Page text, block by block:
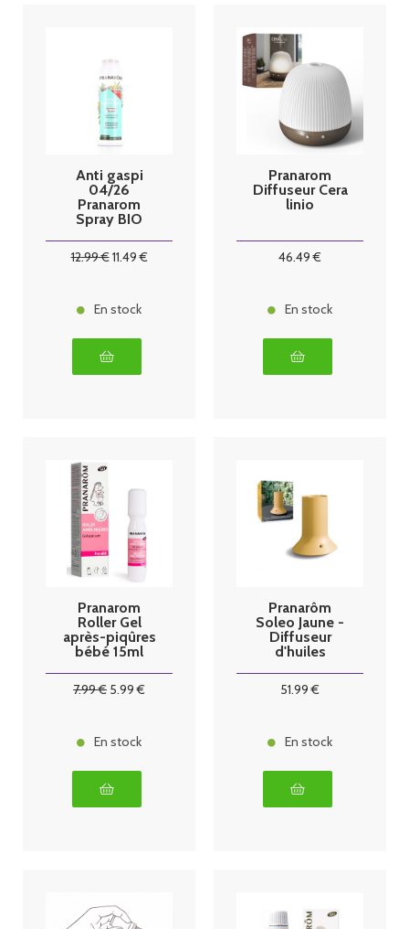
Anti gaspi
04/26
Pranarom
Spray BIO
tree 150 ml
12.99€11.49€
En stock
Pranarom
Diffuseur Cera
linio
46.49 €
En stock
Pranarom
Roller Gel
après-piqûres
bébé 15ml
7.99€ 5.99 €
En stock
Pranarôm
Soleo Jaune -
Diffuseur
d'huiles
51.99 €
En stock